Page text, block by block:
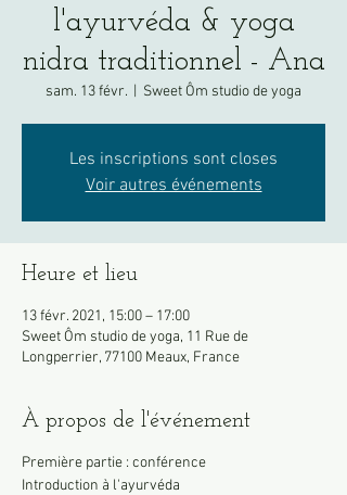
l'ayurvéda & yoga
nidra traditionnel - Ana
sam. 13 févr. Sweet Ôm studio de yoga
Les inscriptions sont closes
Voir autres événements
Heure et lieu
13 févr. 2021, 15:00 – 17:00
Sweet Ôm studio de yoga, 11 Rue de
Longperrier, 77100 Meaux, France
À propos de l'événement
Première partie : conférence
Introduction à l'ayurvéda